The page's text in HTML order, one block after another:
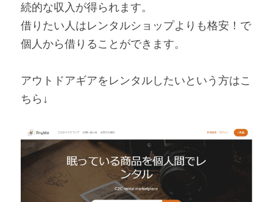
続的な収入が得られます。
借りたい人はレンタルショップよりも格安！で
個人から借りることができます。
アウトドアギアをレンタルしたいという方はこ
ちら↓